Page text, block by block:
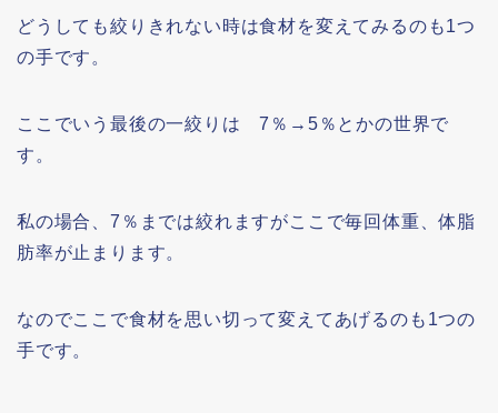
どうしても絞りきれない時は食材を変えてみるのも1つ
の手です。
ここでいう最後の一絞りは 7％→5％とかの世界で
す。
私の場合、7％までは絞れますがここで毎回体重、体脂
肪率が止まります。
なのでここで食材を思い切って変えてあげるのも1つの
手です。